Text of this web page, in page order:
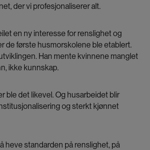
der vi profesjonaliserer alt.
en ny interesse for renslighet og
de første husmorskolene ble etablert.
Han mente kvinnene manglet
ikke kunnskap.
ble det likevel. Og husarbeidet blir
og sterkt kjønnet
heve standarden på renslighet, på